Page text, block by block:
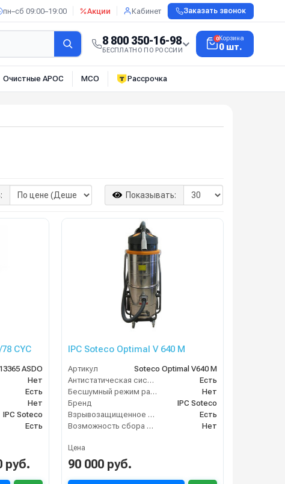
пн–сб 09:00–19:00 Акции Кабинет Заказать звонок
8 800 350-16-98
БЕСПЛАТНО ПО РОССИИ
0Корзина
0 шт.
Очистные АРОС МСО Рассрочка
Показывать:
CYC
13365 ASDO
Нет
Есть
Нет
IPC Soteco
Есть
руб.
IPC Soteco Optimal V 640 M
Артикул
Soteco Optimal V640 M
Антистатическая система
Есть
Бесшумный режим работы
Нет
Бренд
IPC Soteco
Взрывозащищенное исполнение
Есть
Возможность сбора жидкой грязи
Нет
Цена
90 000 руб.